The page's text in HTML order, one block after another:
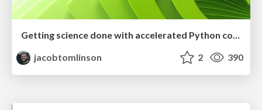
Getting science done with accelerated Python computing platforms
jacobtomlinson
2 390